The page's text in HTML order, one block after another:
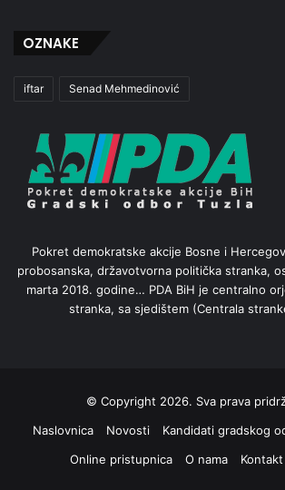
OZNAKE
iftar Senad Mehmedinović
Pokret demokratske akcije Bosne i
probosanska, državotvorna politička stranka,
marta 2018. godine… PDA BiH je centralno
stranka, sa sjedištem (Centrala
© Copyright 2026. Sva prava
Naslovnica
Novosti
Kandidati gradskog
Online pristupnica
O nama Kontakt